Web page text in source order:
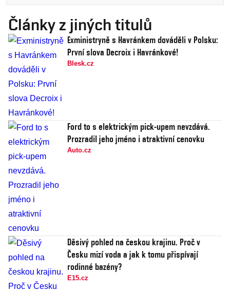
Články z jiných titulů
Exministryně s Havránkem dováděli v Polsku:
První slova Decroix i Havránkové!
Blesk.cz
Ford to s elektrickým pick-upem nevzdává.
Prozradil jeho jméno i atraktivní cenovku
Auto.cz
Děsivý pohled na českou krajinu. Proč v
Česku mizí voda a jak k tomu přispívají
rodinné bazény?
E15.cz